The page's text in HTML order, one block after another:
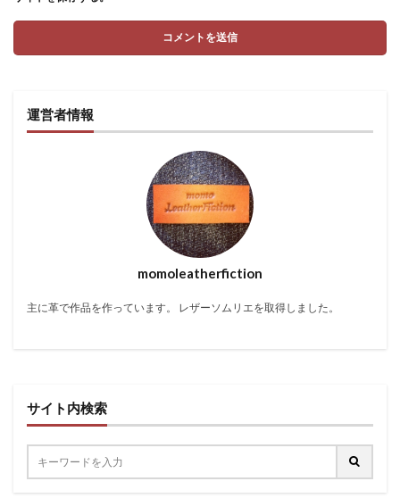
運営者情報
momoleatherfiction
主に革で作品を作っています。 レザーソムリエを取得しました。
サイト内検索